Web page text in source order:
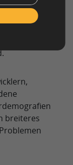
vielfältigen
breiteres